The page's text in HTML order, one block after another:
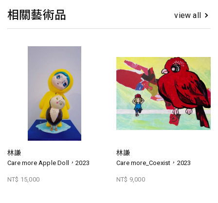
相關藝術品 view all
林謙
Care more Apple Doll，2023
NT$ 15,000
林謙
Care more_Coexist，2023
NT$ 9,000